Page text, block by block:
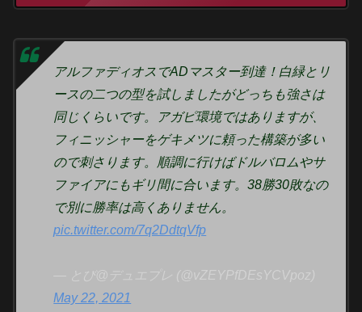
アルファディオスでADマスター到達！白緑とリ
ースの二つの型を試しましたがどっちも強さは
同じくらいです。アガピ環境ではありますが、
フィニッシャーをゲキメツに頼った構築が多い
ので刺さります。順調に行けばドルバロムやサ
ファイアにもギリ間に合います。38勝30敗なの
で別に勝率は高くありません。
pic.twitter.com/7q2DdtqVfp
— とび@デュエプレ (@vZEYPfDEsYCVpoz)
May 22, 2021